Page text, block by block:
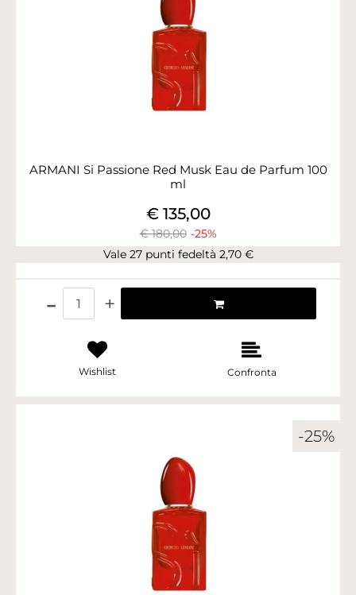
ARMANI Si Passione Red Musk Eau de Parfum 100
ml
€ 180,00 -25%
€ 135,00
Vale 27 punti fedeltà 2,70 €
Wishlist Confronta
-25%